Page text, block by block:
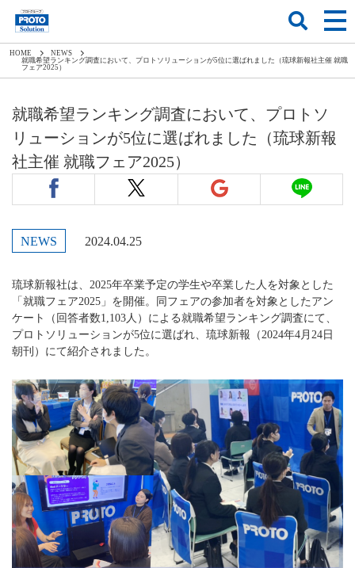
HOME
NEWS
就職希望ランキング調査において、プロトソリューションが5位に選ばれました（琉球新報社主催 就職
フェア2025）
就職希望ランキング調査において、プロトソ
リューションが5位に選ばれました（琉球新報
社主催 就職フェア2025）
NEWS 2024.04.25
琉球新報社は、2025年卒業予定の学生や卒業した人を対象とした
「就職フェア2025」を開催。同フェアの参加者を対象としたアン
ケート（回答者数1,103人）による就職希望ランキング調査にて、
プロトソリューションが5位に選ばれ、琉球新報（2024年4月24日
朝刊）にて紹介されました。